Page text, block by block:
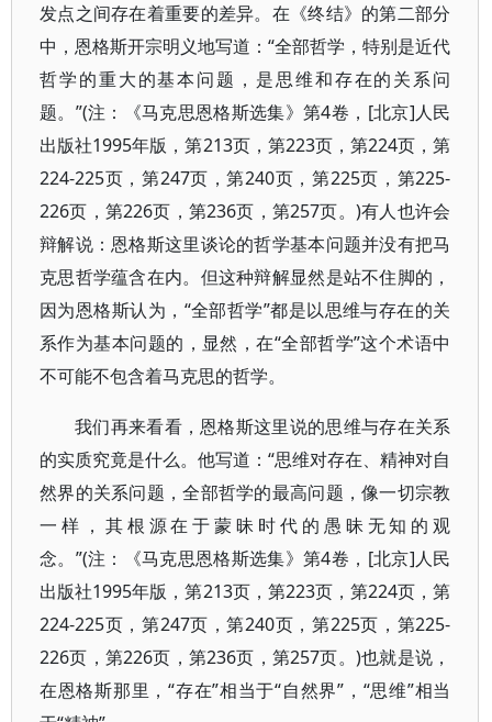
发点之间存在着重要的差异。在《终结》的第二部分
中，恩格斯开宗明义地写道：“全部哲学，特别是近代
哲学的重大的基本问题，是思维和存在的关系问
题。”(注：《马克思恩格斯选集》第4卷，[北京]人民
出版社1995年版，第213页，第223页，第224页，第
224-225页，第247页，第240页，第225页，第225-
226页，第226页，第236页，第257页。)有人也许会
辩解说：恩格斯这里谈论的哲学基本问题并没有把马
克思哲学蕴含在内。但这种辩解显然是站不住脚的，
因为恩格斯认为，“全部哲学”都是以思维与存在的关
系作为基本问题的，显然，在“全部哲学”这个术语中
不可能不包含着马克思的哲学。
我们再来看看，恩格斯这里说的思维与存在关系
的实质究竟是什么。他写道：“思维对存在、精神对自
然界的关系问题，全部哲学的最高问题，像一切宗教
一样，其根源在于蒙昧时代的愚昧无知的观
念。”(注：《马克思恩格斯选集》第4卷，[北京]人民
出版社1995年版，第213页，第223页，第224页，第
224-225页，第247页，第240页，第225页，第225-
226页，第226页，第236页，第257页。)也就是说，
在恩格斯那里，“存在”相当于“自然界”，“思维”相当